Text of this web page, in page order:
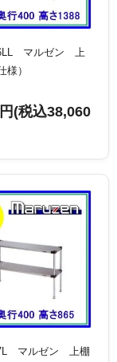
マルゼン 上
様）
(税込38,060
マルゼン 上棚